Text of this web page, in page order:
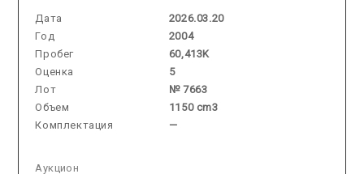
Дата
2026.03.20
Год
2004
Пробег
60,413K
Оценка
5
Лот
№ 7663
Объем
1150 cm3
Комплектация
—
Аукцион